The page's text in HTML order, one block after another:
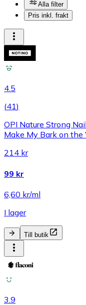
Alla filter
Pris inkl. frakt
4.5
(41)
OPI Nature Strong
Make My Bark on the
214 kr
99 kr
6,60 kr/ml
I lager
Till butik
3.9